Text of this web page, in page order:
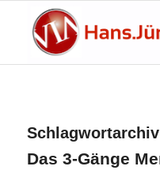
Das 3-Gänge